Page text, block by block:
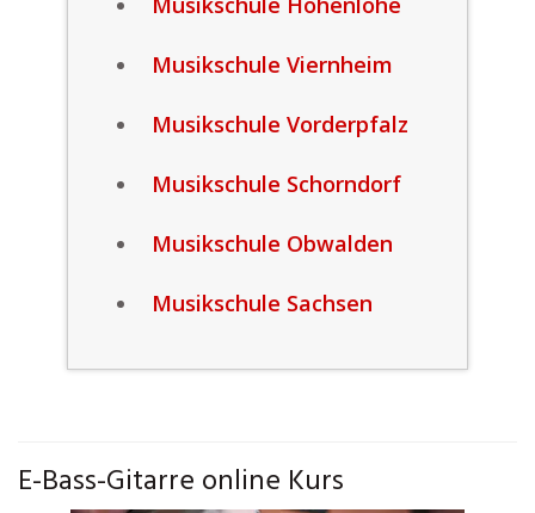
Musikschule Viernheim
Musikschule Vorderpfalz
Musikschule Schorndorf
Musikschule Obwalden
Musikschule Sachsen
E-Bass-Gitarre online Kurs